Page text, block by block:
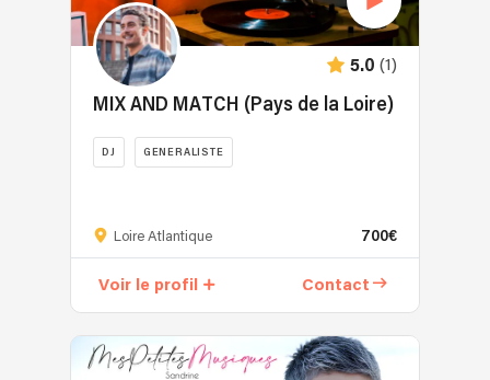
5.0 (1)
MIX AND MATCH (Pays de la Loire)
DJ GENERALISTE
depuis
2015,
j’accompagne
soirées
Loire Atlantique 700€
Voir le profil Contact